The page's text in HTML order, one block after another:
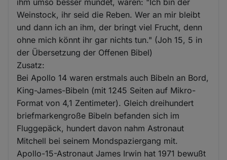
ihm umso besser mundet, waren: "Ich bin der
Weinstock, ihr seid die Reben. Wer an mir bleibt
und dann ich an ihm, der bringt viel Frucht, denn
ohne mich könnt ihr gar nichts tun." (Joh 15, 5 in
der Übersetzung der Offenen Bibel)
Zusatz:
Bei Apollo 14 waren erstmals auch Bibeln an Bord,
King-James-Bibeln (mit 1245 Seiten auf Mikro-
Format von 4,1 Zentimeter). Gleich dreihundert
briefmarkengroße Bibeln befanden sich im
Fluggepäck, hundert davon nahm Astronaut
Mitchell bei seinem Mondspaziergang mit.
Apollo-15-Astronaut James Irwin hat 1971 bewußt